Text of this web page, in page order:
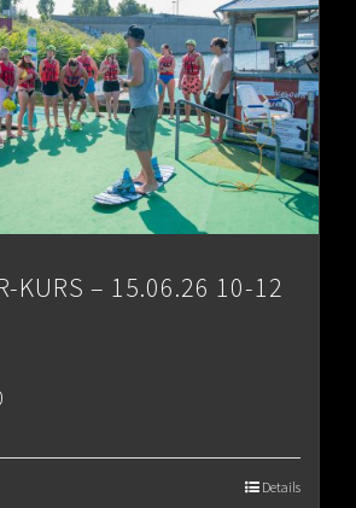
KURS – 15.06.26 10-12
Details